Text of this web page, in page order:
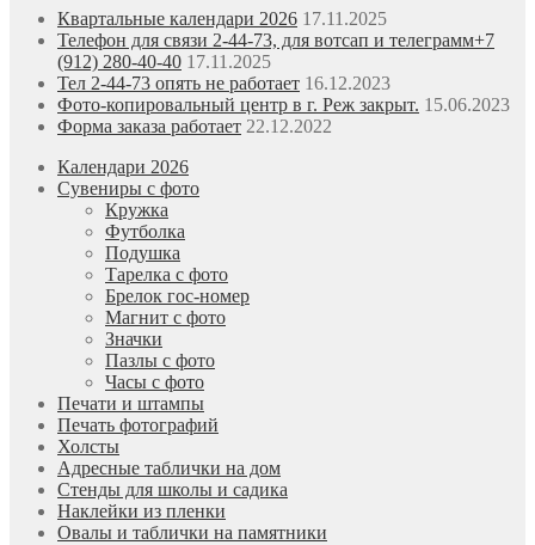
Квартальные календари 2026 17.11.2025
Телефон для связи 2-44-73, для вотсап и телеграмм+7
(912) 280-40-40 17.11.2025
Тел 2-44-73 опять не работает 16.12.2023
Фото-копировальный центр в г. Реж закрыт. 15.06.2023
Форма заказа работает 22.12.2022
Календари 2026
Сувениры с фото
Кружка
Футболка
Подушка
Тарелка с фото
Брелок гос-номер
Магнит с фото
Значки
Пазлы с фото
Часы с фото
Печати и штампы
Печать фотографий
Холсты
Адресные таблички на дом
Стенды для школы и садика
Наклейки из пленки
Овалы и таблички на памятники